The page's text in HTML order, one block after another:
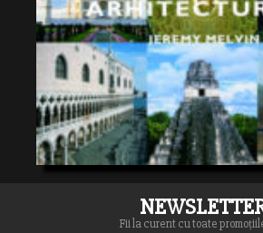
Fii la curent cu toate